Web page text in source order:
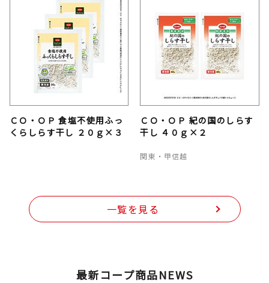
ＣＯ・ＯＰ 食塩不使用ふっ
くらしらす干し ２０ｇ×３
ＣＯ・ＯＰ 紀の国のしらす
干し ４０ｇ×２
関東・甲信越
一覧を見る
最新コープ商品NEWS